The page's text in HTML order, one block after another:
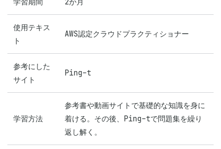
使用テキス
ト
AWS認定クラウドプラクティショナー
参考にした
サイト
Ping-t
学習方法
参考書や動画サイトで基礎的な知識を身に
着ける。その後、Ping-tで問題集を繰り
返し解く。